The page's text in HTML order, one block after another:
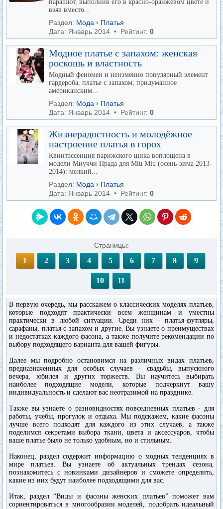
парашют, выполнив его в красно-оранжевом цвете и
взяв вместо...
Раздел: Мода › Платья
Дата: Январь 2014 • Рейтинг: 0
Модное платье с запахом: женская
роскошь и властность
Модный феномен и неизменно популярный элемент
гардероба, платье с запахом, придуманное
американским...
Раздел: Мода › Платья
Дата: Январь 2014 • Рейтинг: 0
Жизнерадостность и молодёжное
настроение платья в горох
Квинтэссенция парижского шика воплощена в
модели Миуччи Прада для Miu Miu (осень-зима 2013-
2014): мелкий...
Раздел: Мода › Платья
Дата: Январь 2014 • Рейтинг: 0
Страницы:
1 2 3 4 5 6 7 8 9
10 11
В первую очередь, мы расскажем о классических моделях платьев,
которые подходят практически всем женщинам и уместны
практически в любой ситуации. Среди них - платья-футляры,
сарафаны, платья с запахом и другие. Вы узнаете о преимуществах
и недостатках каждого фасона, а также получите рекомендации по
выбору подходящего варианта для вашей фигуры.
Далее мы подробно остановимся на различных видах платьев,
предназначенных для особых случаев - свадьбы, выпускного
вечера, юбилея и других торжеств. Вы научитесь выбирать
наиболее подходящие модели, которые подчеркнут вашу
индивидуальность и сделают вас неотразимой на празднике.
Также вы узнаете о разновидностях повседневных платьев - для
работы, учебы, прогулок и отдыха. Мы подскажем, какие фасоны
лучше всего подходят для каждого из этих случаев, а также
поделимся секретами выбора ткани, цвета и аксессуаров, чтобы
ваше платье было не только удобным, но и стильным.
Наконец, раздел содержит информацию о модных тенденциях в
мире платьев. Вы узнаете об актуальных трендах сезона,
познакомитесь с новинками дизайнеров и сможете определить,
какие из них будут наиболее подходящими для вас.
Итак, раздел “Виды и фасоны женских платьев” поможет вам
сориентироваться в многообразии моделей, подобрать идеальный